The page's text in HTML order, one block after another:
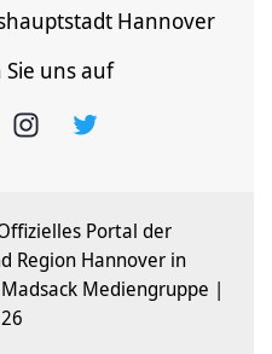
Hannover
uns auf
Portal der
Region Hannover in
Mediengruppe |